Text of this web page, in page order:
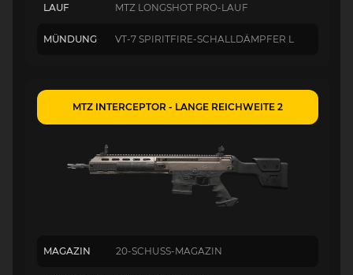
LAUF MTZ LONGSHOT PRO-LAUF
MÜNDUNG VT-7 SPIRITFIRE-SCHALLDÄMPFER L
MTZ INTERCEPTOR - LANGE REICHWEITE 2
MAGAZIN 20-SCHUSS-MAGAZIN